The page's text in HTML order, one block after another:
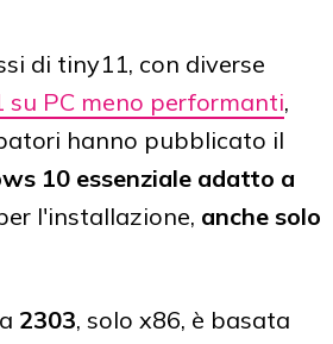
di tiny11, con diverse
PC meno performanti,
hanno pubblicato il
10 essenziale adatto a
l'installazione, anche solo
2303, solo x86, è basata